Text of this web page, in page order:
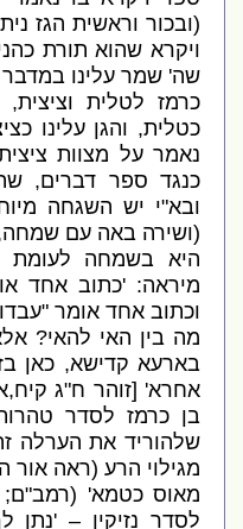
ובכור וראשית הגז
ויקרא שהוא תורת כהנים
שה'שמר עלינו במדבר(
כרמז לטלית וציצית,
כטלית,והגן עלינו
נאמר על מצוות ציצית
כנגד ספר דברים,
ובא"י יש השגחה
ושירה באה עם שמחה,
היא בשמחה לעומת
מיראה: 'כתוב אחד
וכתוב אחד אומר"עבדו
מה בין האי להאי?אלא
בארעא קדישא,כאן
אחרא' [זוהר ח "ג קיח,א
בן כרמז לסדר
שלהוריד את הערלה זה
מגילוי הרע(ראה אור
מאוס כטמא' ( רמב"ם;
לסדר נזיקין –'נתן